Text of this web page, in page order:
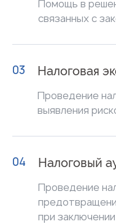
Помощь в
связанных с
03 Налоговая
Проведение
выявления
04 Налоговый
Проведение
при